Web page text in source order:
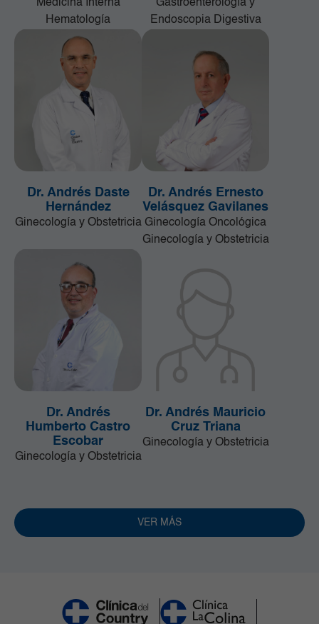
Medicina Interna
Hematología
Gastroenterología y
Endoscopia Digestiva
Dr. Andrés Daste
Hernández
Ginecología y Obstetricia
Dr. Andrés Ernesto
Velásquez Gavilanes
Ginecología Oncológica
Ginecología y Obstetricia
Dr. Andrés
Humberto Castro
Escobar
Ginecología y Obstetricia
Dr. Andrés Mauricio
Cruz Triana
Ginecología y Obstetricia
VER MÁS